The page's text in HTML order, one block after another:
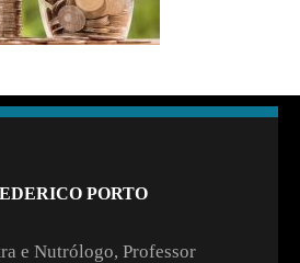
PORTO
e Nutrólogo, Professor